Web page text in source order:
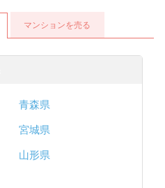
マンションを売る
青森県
宮城県
山形県